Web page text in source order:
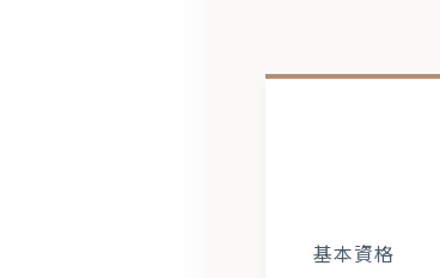
基本資格